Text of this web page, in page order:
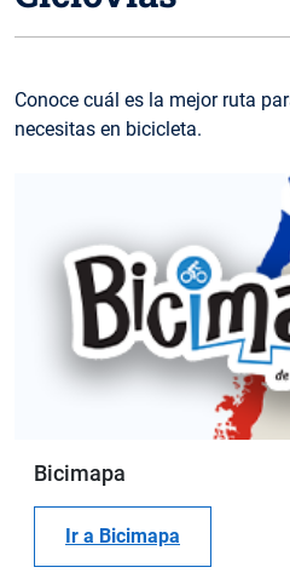
Conoce cuál es la mejor ruta
necesitas en bicicleta.
Bicimapa
Ir a Bicimapa